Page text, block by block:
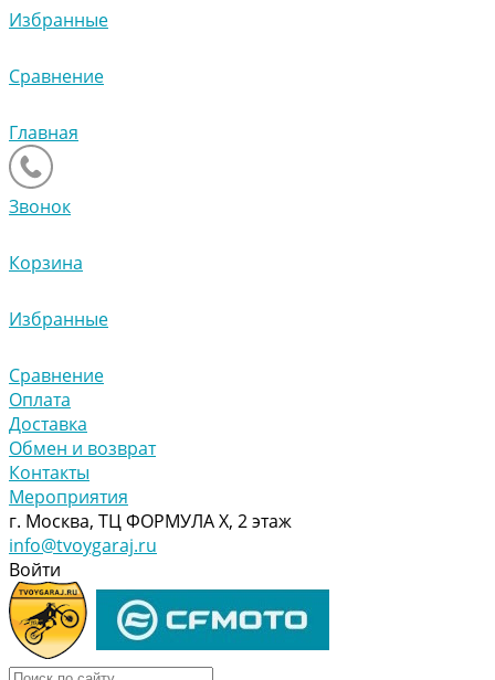
Избранные
Сравнение
Главная
Звонок
Корзина
Избранные
Сравнение
Оплата
Доставка
Обмен и возврат
Контакты
Мероприятия
г. Москва, ТЦ ФОРМУЛА Х, 2 этаж
info@tvoygaraj.ru
Войти